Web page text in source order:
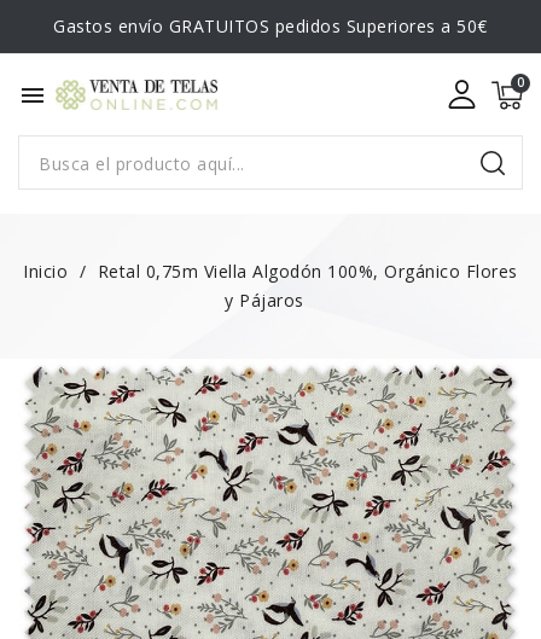
Gastos envío GRATUITOS pedidos Superiores a 50€
menu
Inicio
Retal 0,75m Viella Algodón 100%, Orgánico Flores
y Pájaros
¡EN OFERTA!
-1,45 €